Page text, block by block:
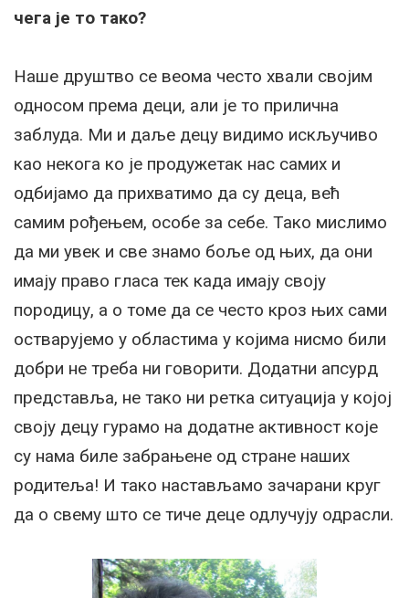
чега је то тако?
Наше друштво се веома често хвали својим
односом према деци, али је то прилична
заблуда. Ми и даље децу видимо искључиво
као некога ко је продужетак нас самих и
одбијамо да прихватимо да су деца, већ
самим рођењем, особе за себе. Тако мислимо
да ми увек и све знамо боље од њих, да они
имају право гласа тек када имају своју
породицу, а о томе да се често кроз њих сами
остварујемо у областима у којима нисмо били
добри не треба ни говорити. Додатни апсурд
представља, не тако ни ретка ситуација у којој
своју децу гурамо на додатне активност које
су нама биле забрањене од стране наших
родитеља! И тако настављамо зачарани круг
да о свему што се тиче деце одлучују одрасли.